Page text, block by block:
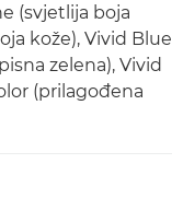
(svjetlija boja
kože), Vivid Blue
zelena), Vivid
(prilagođena